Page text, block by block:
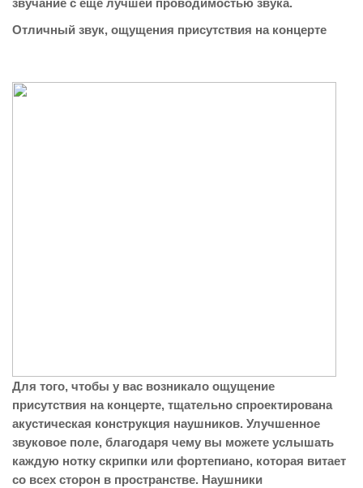
звучание с еще лучшей проводимостью звука.
Отличный звук, ощущения присутствия на концерте
Для того, чтобы у вас возникало ощущение
присутствия на концерте, тщательно спроектирована
акустическая конструкция наушников. Улучшенное
звуковое поле, благодаря чему вы можете услышать
каждую нотку скрипки или фортепиано, которая витает
со всех сторон в пространстве. Наушники